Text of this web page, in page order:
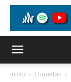
Inicio Etiquetas